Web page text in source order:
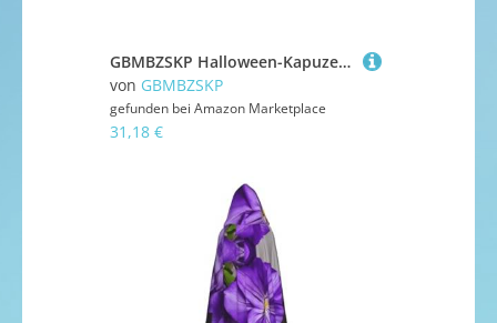
GBMBZSKP Halloween-Kapuzenumhang, Maskerade, Party, Cosplay, Ostern, Unisex, Vampir-Hexenumhang für Erwachsene
von GBMBZSKP
gefunden bei Amazon Marketplace
31,18 €